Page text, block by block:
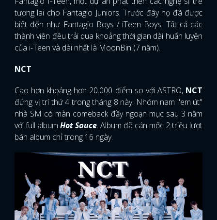
tương lai cho Fantagio Juniors. Trước đây họ đã được
biết đến như Fantagio Boys / iTeen Boys. Tất cả các
thành viên đều trải qua khoảng thời gian dài huấn luyện
của i-Teen và dài nhất là MoonBin (7 năm).
NCT
Cao hơn khoảng hơn 20.000 điểm so với ASTRO, NCT
đứng vị trí thứ 4 trong tháng 8 này. Nhóm nam "em út"
nhà SM có màn comeback đầy ngoạn mục sau 3 năm
với full album Hot Sauce. Album đã cán mốc 2 triệu lượt
bán album chỉ trong 16 ngày.